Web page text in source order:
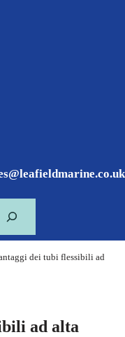
dei tubi flessibili ad
ad alta